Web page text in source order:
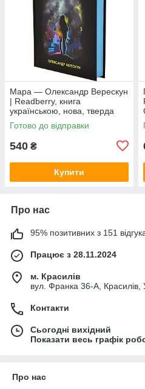
Мара — Олександр Верескун
| Readberry, книга
українською, нова, тверда
Готово до відправки
540 ₴
Купити
Про нас
95% позитивних з 151
Працює з 28.11.2024
м. Красилів
вул. Франка 36-А, Красилів,
Контакти
Сьогодні вихідний
Показати весь графік
Про нас